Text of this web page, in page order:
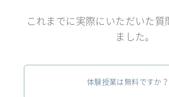
これまでに実際にいただいた質
ました。
体験授業は無料ですか？